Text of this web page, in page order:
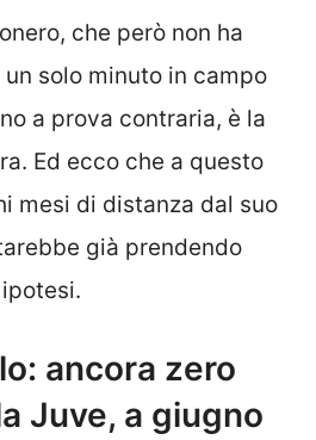
che però non ha
solo minuto in campo
a prova contraria, è la
Ed ecco che a questo
mesi di distanza dal suo
già prendendo
ancora zero
Juve, a giugno